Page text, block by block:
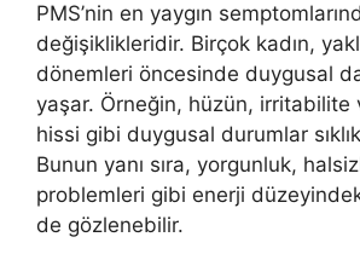
PMS’nin en yaygın
değişiklikleridir. Birçok kadın,
dönemleri öncesinde duygusal
yaşar. Örneğin, hüzün, irritabilite
hissi gibi duygusal durumlar
Bunun yanı sıra, yorgunluk,
problemleri gibi enerji
de gözlenebilir.